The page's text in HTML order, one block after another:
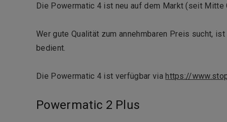
Die Powermatic 4 ist neu auf dem Markt (seit Mitte
Wer gute Qualität zum annehmbaren Preis sucht,
bedient.
Die Powermatic 4 ist verfügbar viahttps://
Powermatic 2 Plus